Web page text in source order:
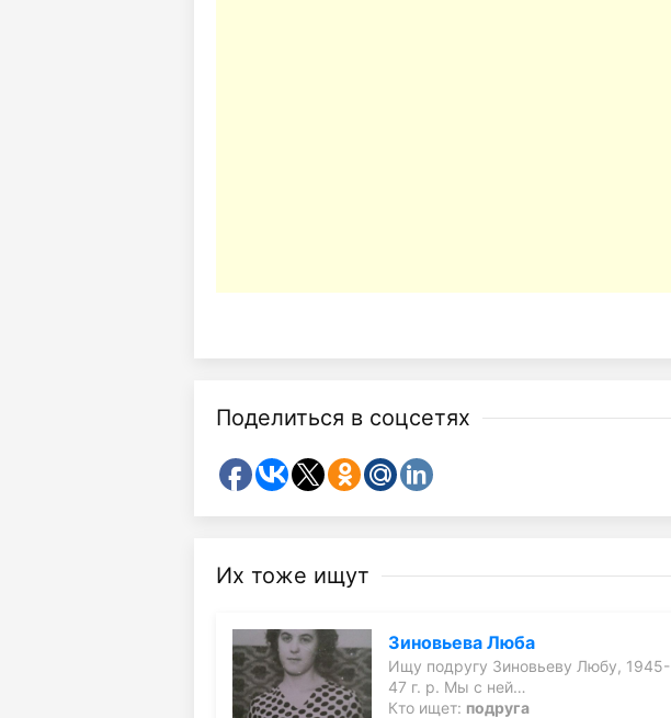
Поделиться в соцсетях
Их тоже ищут
Зиновьева Люба
Ищу подругу Зиновьеву Любу, 1945-
47 г. р. Мы с ней…
Кто ищет: подруга